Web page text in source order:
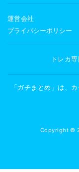
運営会社
プライバシーポリシー
トレカ
「ガチまとめ」は、
Copyright ©